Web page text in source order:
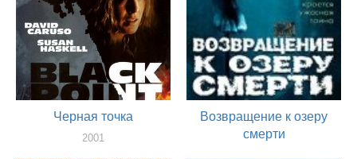
Черная точка
2001
Возвращение к озеру
смерти